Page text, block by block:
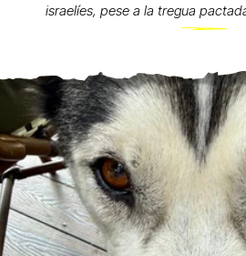
israelíes, pese a la tregua